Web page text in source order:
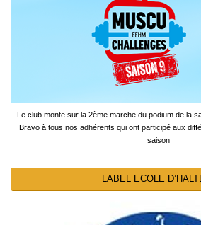
Le club monte sur la 2ème marche du podium de la
Bravo à tous nos adhérents qui ont participé aux
saison
LABEL ECOLE